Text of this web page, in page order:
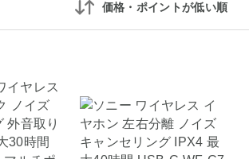
価格・ポイントが低い順